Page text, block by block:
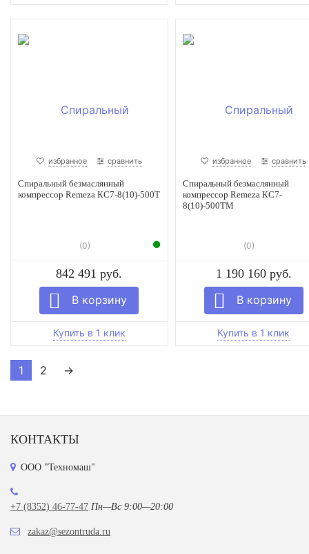
избранное сравнить
Спиральный безмаслянный
компрессор Remeza КС7-8(10)-500Т
(0)
842 491 руб.
избранное сравнить
Спиральный безмаслянный
компрессор Remeza КС7-
8(10)-500ТМ
(0)
1 190 160 руб.
1 2 →
КОНТАКТЫ
ООО "Техномаш"
+7 (8352) 46-77-47 Пн—Вс 9:00—20:00
zakaz@sezontruda.ru